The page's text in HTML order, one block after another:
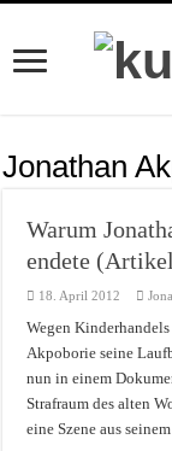
Jonathan
Warum
endete
18. April 2012
Wegen
Akpoborie seine
nun in einem
Strafraum des alten
eine Szene aus